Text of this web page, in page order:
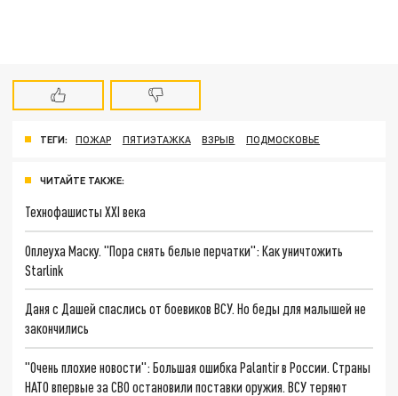
ТЕГИ: ПОЖАР ПЯТИЭТАЖКА ВЗРЫВ ПОДМОСКОВЬЕ
ЧИТАЙТЕ ТАКЖЕ:
Технофашисты XXI века
Оплеуха Маску. "Пора снять белые перчатки": Как уничтожить
Starlink
Даня с Дашей спаслись от боевиков ВСУ. Но беды для малышей не
закончились
"Очень плохие новости": Большая ошибка Palantir в России. Страны
НАТО впервые за СВО остановили поставки оружия. ВСУ теряют